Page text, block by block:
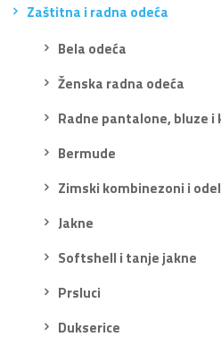
Zaštitna i radna odeća
Bela odeća
Ženska radna odeća
Radne pantalone, bluze i
Bermude
Zimski kombinezoni i
Jakne
Softshell i tanje jakne
Prsluci
Dukserice